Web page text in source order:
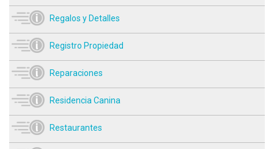
Regalos y Detalles
Registro Propiedad
Reparaciones
Residencia Canina
Restaurantes